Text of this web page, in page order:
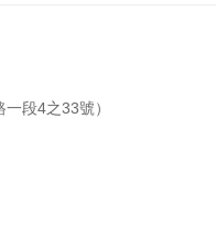
段4之33號）